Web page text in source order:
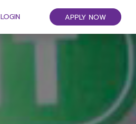
LOGIN APPLY NOW